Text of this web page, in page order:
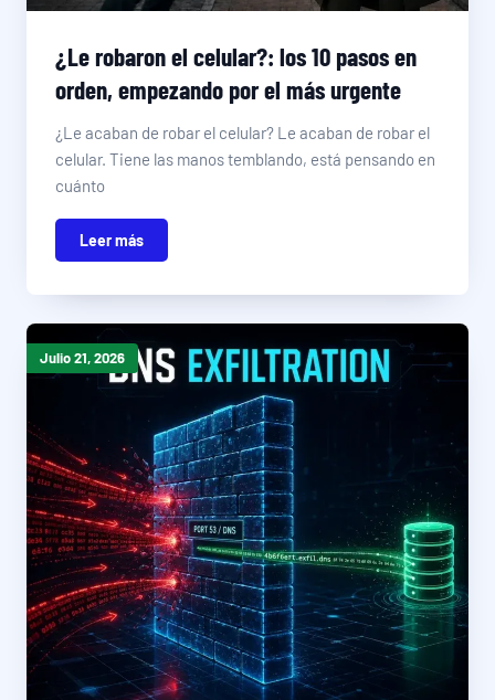
¿Le robaron el celular?: los 10 pasos en
orden, empezando por el más urgente
¿Le acaban de robar el celular? Le acaban de robar el
celular. Tiene las manos temblando, está pensando en
cuánto
Leer más
Julio 21, 2026